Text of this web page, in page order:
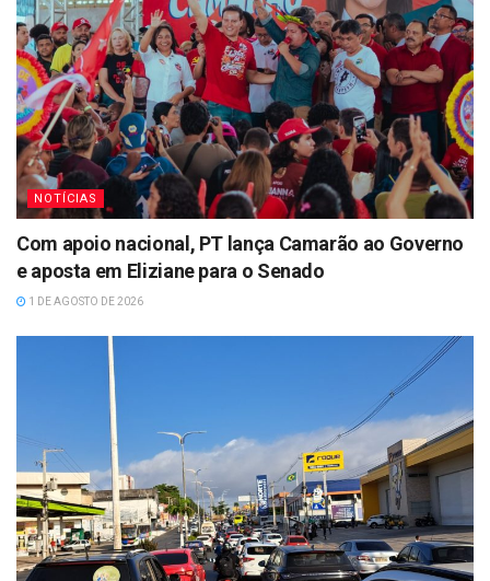
NOTÍCIAS
Com apoio nacional, PT lança Camarão ao Governo
e aposta em Eliziane para o Senado
1 DE AGOSTO DE 2026